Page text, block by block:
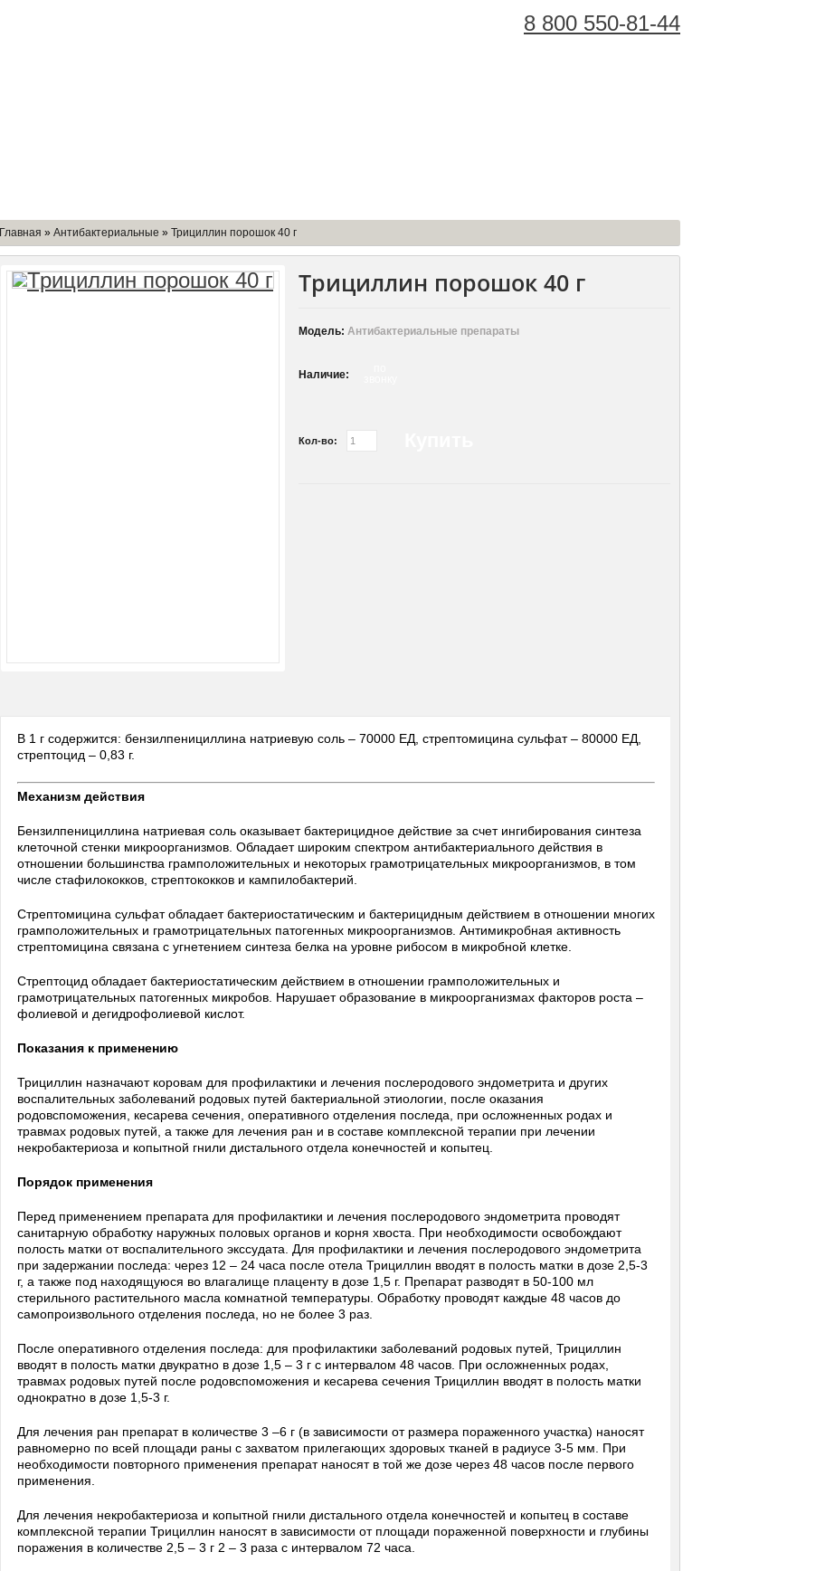
8 800 550-81-44
Главная » Антибактериальные » Трициллин порошок 40 г
Трициллин порошок 40 г
Модель: Антибактериальные препараты
Наличие:
Кол-во:
В 1 г содержится: бензилпенициллина натриевую соль – 70000 ЕД, стрептомицина сульфат – 80000 ЕД,
стрептоцид – 0,83 г.
Механизм действия
Бензилпенициллина натриевая соль оказывает бактерицидное действие за счет ингибирования синтеза
клеточной стенки микроорганизмов. Обладает широким спектром антибактериального действия в
отношении большинства грамположительных и некоторых грамотрицательных микроорганизмов, в том
числе стафилококков, стрептококков и кампилобактерий.
Стрептомицина сульфат обладает бактериостатическим и бактерицидным действием в отношении многих
грамположительных и грамотрицательных патогенных микроорганизмов. Антимикробная активность
стрептомицина связана с угнетением синтеза белка на уровне рибосом в микробной клетке.
Стрептоцид обладает бактериостатическим действием в отношении грамположительных и
грамотрицательных патогенных микробов. Нарушает образование в микроорганизмах факторов роста –
фолиевой и дегидрофолиевой кислот.
Показания к применению
Трициллин назначают коровам для профилактики и лечения послеродового эндометрита и других
воспалительных заболеваний родовых путей бактериальной этиологии, после оказания
родовспоможения, кесарева сечения, оперативного отделения последа, при осложненных родах и
травмах родовых путей, а также для лечения ран и в составе комплексной терапии при лечении
некробактериоза и копытной гнили дистального отдела конечностей и копытец.
Порядок применения
Перед применением препарата для профилактики и лечения послеродового эндометрита проводят
санитарную обработку наружных половых органов и корня хвоста. При необходимости освобождают
полость матки от воспалительного экссудата. Для профилактики и лечения послеродового эндометрита
при задержании последа: через 12 – 24 часа после отела Трициллин вводят в полость матки в дозе 2,5-3
г, а также под находящуюся во влагалище плаценту в дозе 1,5 г. Препарат разводят в 50-100 мл
стерильного растительного масла комнатной температуры. Обработку проводят каждые 48 часов до
самопроизвольного отделения последа, но не более 3 раз.
После оперативного отделения последа: для профилактики заболеваний родовых путей, Трициллин
вводят в полость матки двукратно в дозе 1,5 – 3 г с интервалом 48 часов. При осложненных родах,
травмах родовых путей после родовспоможения и кесарева сечения Трициллин вводят в полость матки
однократно в дозе 1,5-3 г.
Для лечения ран препарат в количестве 3 –6 г (в зависимости от размера пораженного участка) наносят
равномерно по всей площади раны с захватом прилегающих здоровых тканей в радиусе 3-5 мм. При
необходимости повторного применения препарат наносят в той же дозе через 48 часов после первого
применения.
Для лечения некробактериоза и копытной гнили дистального отдела конечностей и копытец в составе
комплексной терапии Трициллин наносят в зависимости от площади пораженной поверхности и глубины
поражения в количестве 2,5 – 3 г 2 – 3 раза с интервалом 72 часа.